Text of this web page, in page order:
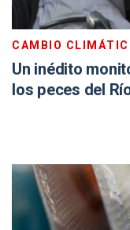
CAMBIO
Un inédito
los peces del